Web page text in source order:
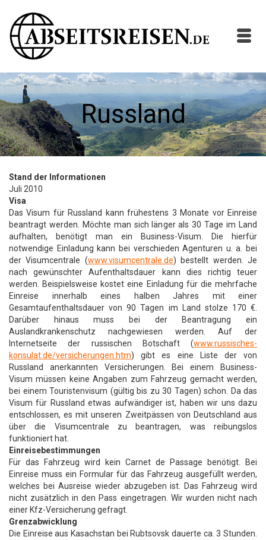
Russland
Stand der Informationen
Juli 2010
Visa
Das Visum für Russland kann frühestens 3 Monate vor Einreise
beantragt werden. Möchte man sich länger als 30 Tage im Land
aufhalten, benötigt man ein Business-Visum. Die hierfür
notwendige Einladung kann bei verschieden Agenturen u. a. bei
der Visumcentrale (www.visumcentrale.de) bestellt werden. Je
nach gewünschter Aufenthaltsdauer kann dies richtig teuer
werden. Beispielsweise kostet eine Einladung für die mehrfache
Einreise innerhalb eines halben Jahres mit einer
Gesamtaufenthaltsdauer von 90 Tagen im Land stolze 170 €.
Darüber hinaus muss bei der Beantragung ein
Auslandkrankenschutz nachgewiesen werden. Auf der
Internetseite der russischen Botschaft (www.russisches-
konsulat.de/versicherungen.htm) gibt es eine Liste der von
Russland anerkannten Versicherungen. Bei einem Business-
Visum müssen keine Angaben zum Fahrzeug gemacht werden,
bei einem Touristenvisum (gültig bis zu 30 Tagen) schon. Da das
Visum für Russland etwas aufwändiger ist, haben wir uns dazu
entschlossen, es mit unseren Zweitpässen von Deutschland aus
über die Visumcentrale zu beantragen, was reibungslos
funktioniert hat.
Einreisebestimmungen
Für das Fahrzeug wird kein Carnet de Passage benötigt. Bei
Einreise muss ein Formular für das Fahrzeug ausgefüllt werden,
welches bei Ausreise wieder abzugeben ist. Das Fahrzeug wird
nicht zusätzlich in den Pass eingetragen. Wir wurden nicht nach
einer Kfz-Versicherung gefragt.
Grenzabwicklung
Die Einreise aus Kasachstan bei Rubtsovsk dauerte ca. 3 Stunden.